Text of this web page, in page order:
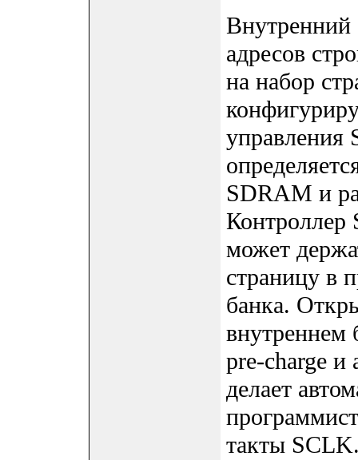
Внутренний
адресов
на набор
управления
SDRAM и
Контроллер
может
страницу в
банка.
внутреннем
pre-charge и
делает
такты